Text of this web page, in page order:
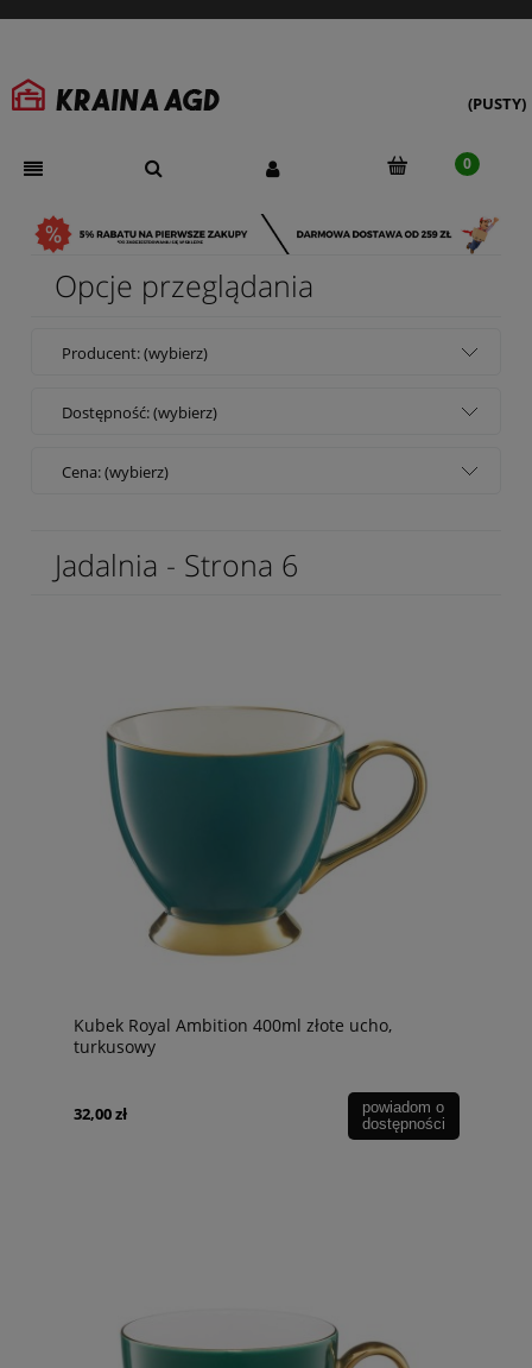
(PUSTY)
Opcje przeglądania
Producent: (wybierz)
Dostępność: (wybierz)
Cena: (wybierz)
Jadalnia - Strona 6
Kubek Royal Ambition 400ml złote ucho,
turkusowy
32,00 zł
powiadom o
dostępności